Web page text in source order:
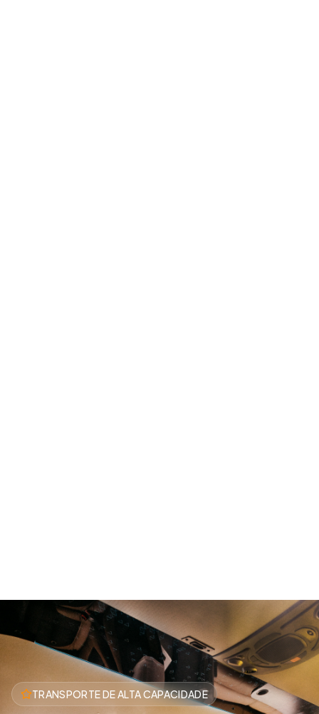
TRANSPORTE DE ALTA CAPACIDADE